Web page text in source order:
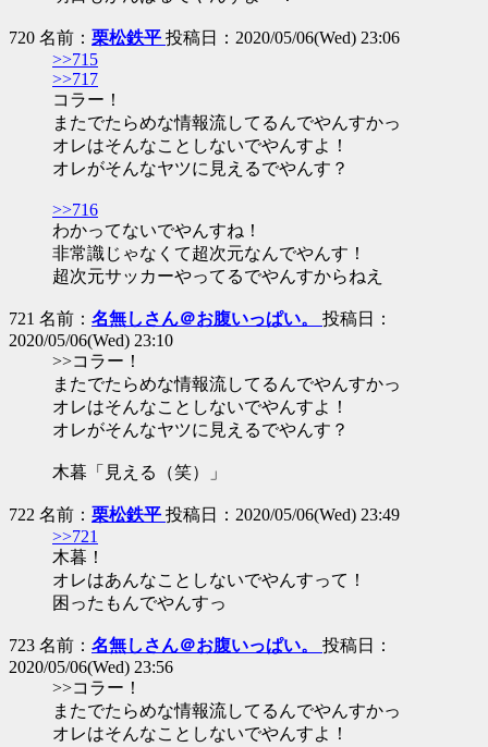
720 名前： 栗松鉄平 投稿日：2020/05/06(Wed) 23:06
>>715
>>717
コラー！
またでたらめな情報流してるんでやんすかっ
オレはそんなことしないでやんすよ！
オレがそんなヤツに見えるでやんす？
>>716
わかってないでやんすね！
非常識じゃなくて超次元なんでやんす！
超次元サッカーやってるでやんすからねえ
721 名前： 名無しさん＠お腹いっぱい。 投稿日：
2020/05/06(Wed) 23:10
>>コラー！
またでたらめな情報流してるんでやんすかっ
オレはそんなことしないでやんすよ！
オレがそんなヤツに見えるでやんす？
木暮「見える（笑）」
722 名前： 栗松鉄平 投稿日：2020/05/06(Wed) 23:49
>>721
木暮！
オレはあんなことしないでやんすって！
困ったもんでやんすっ
723 名前： 名無しさん＠お腹いっぱい。 投稿日：
2020/05/06(Wed) 23:56
>>コラー！
またでたらめな情報流してるんでやんすかっ
オレはそんなことしないでやんすよ！